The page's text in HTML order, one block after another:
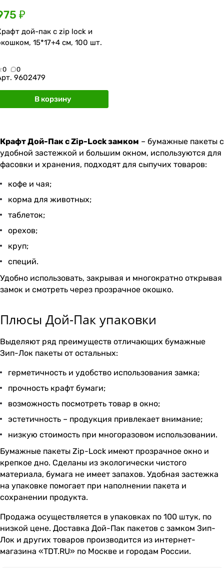
₽
дой-пак с zip lock и
15*17+4 см, 100 шт.
0 0
9602479
В корзину
Крафт Дой-Пак с Zip-Lock замком – бумажные пакеты с
удобной застежкой и большим окном, используются для
фасовки и хранения, подходят для сыпучих товаров:
кофе и чая;
корма для животных;
таблеток;
орехов;
круп;
специй.
Удобно использовать, закрывая и многократно открывая
замок и смотреть через прозрачное окошко.
Плюсы Дой-Пак упаковки
Выделяют ряд преимуществ отличающих бумажные
Зип-Лок пакеты от остальных:
герметичность и удобство использования замка;
прочность крафт бумаги;
возможность посмотреть товар в окно;
эстетичность – продукция привлекает внимание;
низкую стоимость при многоразовом использовании.
Бумажные пакеты Zip-Lock имеют прозрачное окно и
крепкое дно. Сделаны из экологически чистого
материала, бумага не имеет запахов. Удобная застежка
на упаковке помогает при наполнении пакета и
сохранении продукта.
Продажа осуществляется в упаковках по 100 штук, по
низкой цене. Доставка Дой-Пак пакетов с замком Зип-
Лок и других товаров производится из интернет-
магазина «TDT.RU» по Москве и городам России.